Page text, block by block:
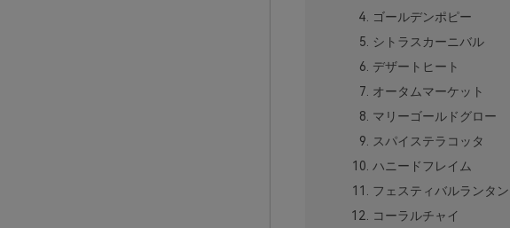
ゴールデンポピー
シトラスカーニバル
デザートヒート
オータムマーケット
マリーゴールドグロー
スパイステラコッタ
ハニードフレイム
フェスティバルランタン
コーラルチャイ